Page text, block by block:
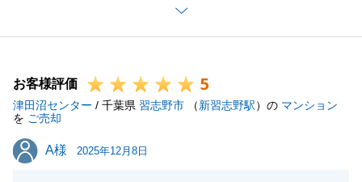
もし周りの方で不動産についてのお困りごとがある方
い。
必ずお力になってみせます。
今後とも我々東急リバブルを何卒宜しくお願いいたし
ます。
お客様評価 5
津田沼センター / 千葉県 習志野市 （新習志野駅）の マンション
を ご売却
A様
A様 2025年12月8日